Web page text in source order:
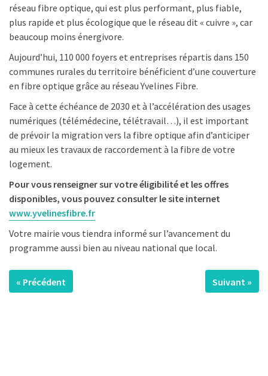
réseau fibre optique, qui est plus performant, plus fiable,
plus rapide et plus écologique que le réseau dit « cuivre », car
beaucoup moins énergivore.
Aujourd’hui, 110 000 foyers et entreprises répartis dans 150
communes rurales du territoire bénéficient d’une couverture
en fibre optique grâce au réseau Yvelines Fibre.
Face à cette échéance de 2030 et à l’accélération des usages
numériques (télémédecine, télétravail…), il est important
de prévoir la migration vers la fibre optique afin d’anticiper
au mieux les travaux de raccordement à la fibre de votre
logement.
Pour vous renseigner sur votre éligibilité et les offres
disponibles, vous pouvez consulter le site internet
www.yvelinesfibre.fr
Votre mairie vous tiendra informé sur l’avancement du
programme aussi bien au niveau national que local.
« Précédent Suivant »